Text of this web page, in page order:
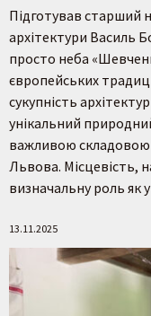
Підготував старший
архітектури Василь
просто неба
європейських
сукупність
унікальний
важливою складовою
Львова. Місцевість,
визначальну роль як
13.11.2025